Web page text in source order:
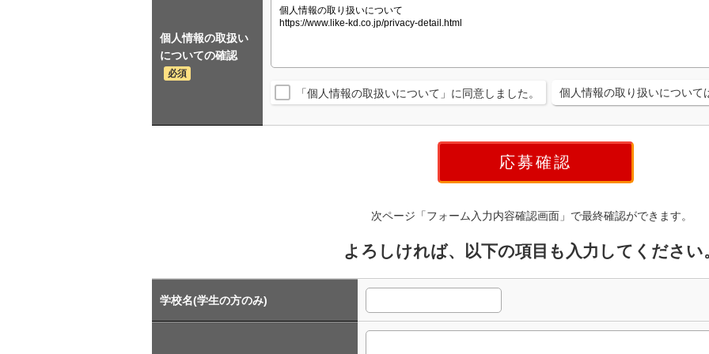
個人情報の取扱い
についての確認
必須
「個人情報の取扱いについて」に同意しました。 個人情報の取り扱いについて
次ページ「フォーム入力内容確認画面」で最終確認ができます。
よろしければ、以下の項目も入力してください
学校名(学生の方のみ)